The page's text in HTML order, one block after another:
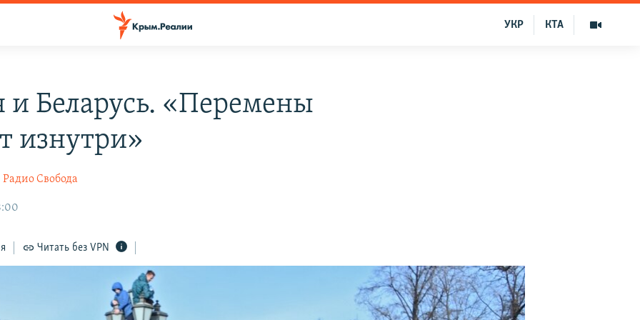
КТА
УКР
и Беларусь. «Перемены
изнутри»
Радио Свобода
Читать без VPN